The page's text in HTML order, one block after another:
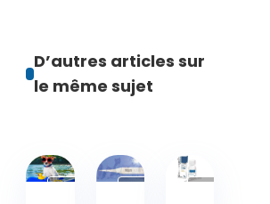
D’autres articles sur
le même sujet